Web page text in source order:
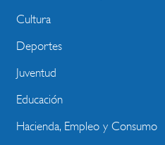
Cultura
Deportes
Juventud
Educación
Hacienda, Empleo y Consumo